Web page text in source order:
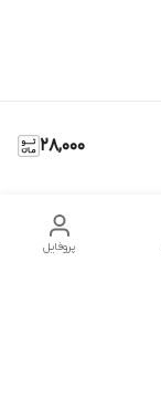
28,000
پروفایل